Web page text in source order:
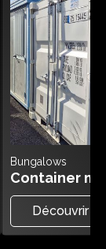
Bungalows
Container
Découvrir